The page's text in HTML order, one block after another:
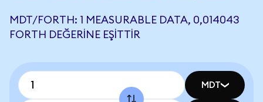
MDT/FORTH: 1 MEASURABLE DATA, 0,014043
FORTH DEĞERINE EŞITTIR
MDT